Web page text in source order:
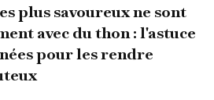
plus savoureux ne sont
avec du thon : l'astuce
pour les rendre